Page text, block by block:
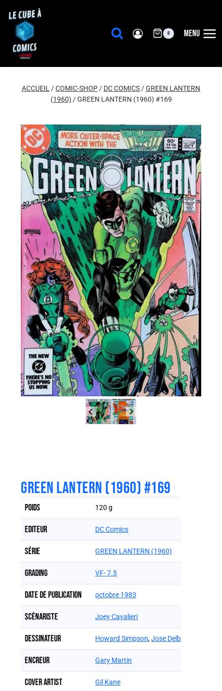
contenu
0 MENU
ACCUEIL /COMIC-SHOP / DC COMICS /GREEN LANTERN
(1960) / GREEN LANTERN (1960) #169
GREEN LANTERN (1960) #169
Poids 120 g
Editeur DC Comics
Série GREEN LANTERN (1960)
Grading VF- 7.5
Date de publication octobre 1983
Scénariste Joey Cavalieri
Dessinateur Howard Simpson,Jose Delb
Encreur Gary Martin
Cover artist Gil Kane